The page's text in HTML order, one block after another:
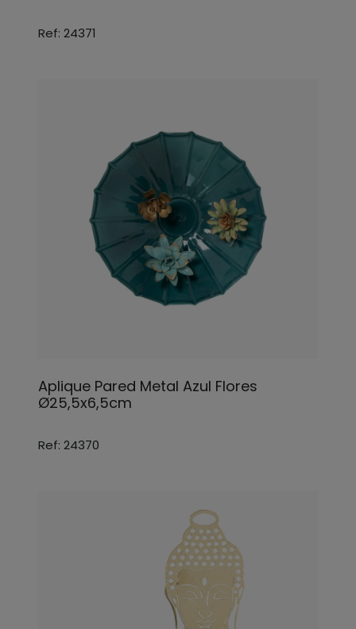
Ref: 24371
Aplique Pared Metal Azul Flores
Ø25,5x6,5cm
Ref: 24370